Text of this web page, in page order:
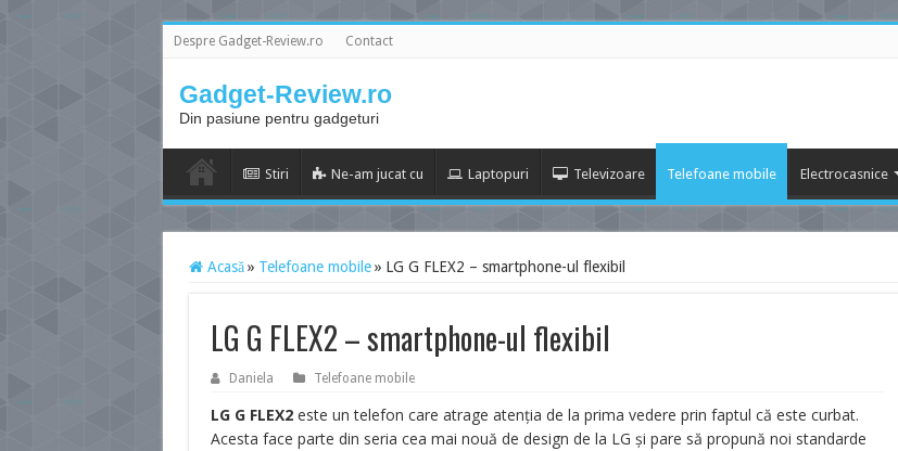
Despre Gadget-Review.ro Contact
Gadget-Review.ro
Din pasiune pentru gadgeturi
Stiri Ne-am jucat cu Laptopuri Televizoare Telefoane mobile Electrocasnice
Acasă » Telefoane mobile » LG G FLEX2 – smartphone-ul flexibil
LG G FLEX2 – smartphone-ul flexibil
Daniela Telefoane mobile
LG G FLEX2este un telefon care atrage atenția de la prima vedere prin faptul că este curbat.
Acesta face parte din seria cea mai nouă de design de la LG și pare să propună noi standarde